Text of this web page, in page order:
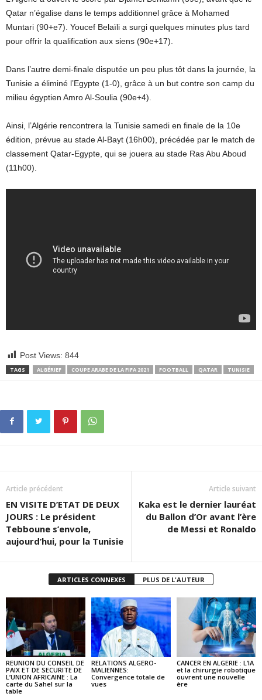
Qatar n’égalise dans le temps additionnel grâce à Mohamed
Muntari (90+e7). Youcef Belaïli a surgi quelques minutes plus tard
pour offrir la qualification aux siens (90e+17).
Dans l’autre demi-finale disputée un peu plus tôt dans la journée, la
Tunisie a éliminé l’Egypte (1-0), grâce à un but contre son camp du
milieu égyptien Amro Al-Soulia (90e+4).
Ainsi, l’Algérie rencontrera la Tunisie samedi en finale de la 10e
édition, prévue au stade Al-Bayt (16h00), précédée par le match de
classement Qatar-Egypte, qui se jouera au stade Ras Abu Aboud
(11h00).
Post Views: 844
TAGS ALGÉRIEF COUPE ARABE DE LA FIFA 2021 FOOTBALL QATAR TUNISIE
Article précédent
EN VISITE D’ETAT DE DEUX
JOURS : Le président
Tebboune s’envole,
aujourd’hui, pour la Tunisie
Article suivant
Kaka est le dernier lauréat
du Ballon d’Or avant l’ère
de Messi et Ronaldo
ARTICLES CONNEXES PLUS DE L'AUTEUR
REUNION DU CONSEIL DE
PAIX ET DE SECURITE DE
L’UNION AFRICAINE : La
carte du Sahel sur la
table
RELATIONS ALGERO-
MALIENNES:
Convergence totale de
vues
CANCER EN ALGERIE : L’IA
et la chirurgie robotique
ouvrent une nouvelle
ère